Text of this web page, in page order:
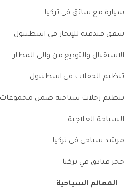
سيارة مع سائق في تركيا
شقق فندقية للإيجار في اسطنبول
الاستقبال والتوديع من والى المطار
تنظيم الحفلات في اسطنبول
تنظيم رحلات سياحية ضمن مجموعات
السياحة العلاجية
مرشد سياحي في تركيا
حجز فنادق في تركيا
المعالم السياحية